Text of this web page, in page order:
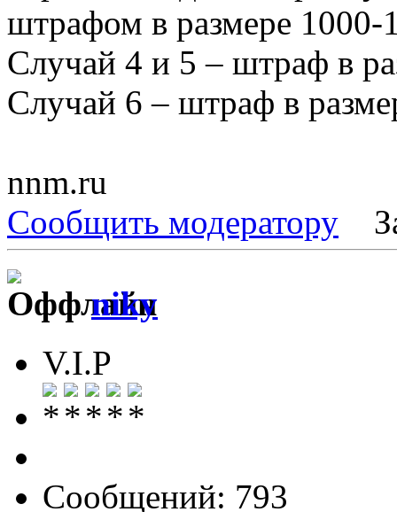
штрафом в размере 1000-
Случай 4 и 5 – штраф в
Случай 6 – штраф в
nnm.ru
Сообщить модератору
niky
V.I.P
Сообщений: 793